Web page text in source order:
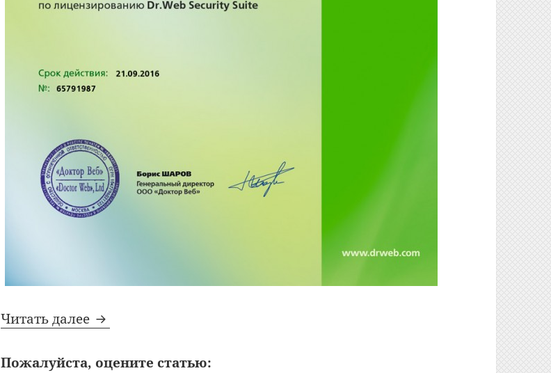
Читать далее Экзамен «Лицензирование Dr.Web Security Suite»
Пожалуйста, оцените статью: